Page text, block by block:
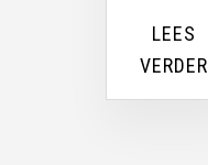
LEES
VERDER